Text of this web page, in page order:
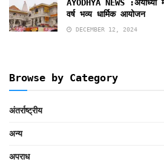
AYODHYA NEWS
वर्ष भव्य धार्मिक आयोजन
DECEMBER 12, 2024
Browse by Category
अंतर्राष्ट्रीय
अन्य
अपराध